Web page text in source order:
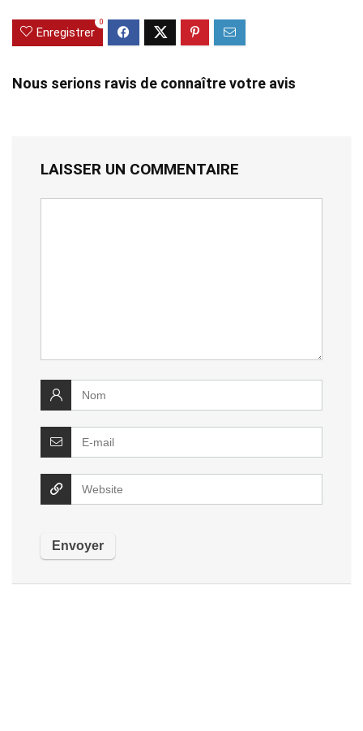
Enregistrer
0
Nous serions ravis de connaître votre avis
LAISSER UN COMMENTAIRE